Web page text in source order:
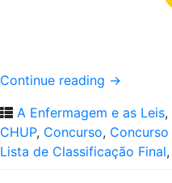
Continue reading →
A Enfermagem e as Leis,
CHUP, Concurso,
Lista de Classificação Final,